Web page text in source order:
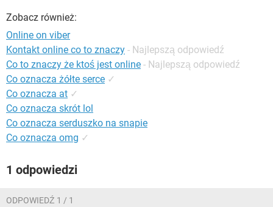
Zobacz również:
Online on viber
Kontakt online co to znaczy - Najlepszą odpowiedź
Co to znaczy że ktoś jest online - Najlepszą odpowiedź
Co oznacza żółte serce ✓
Co oznacza at ✓
Co oznacza skrót lol
Co oznacza serduszko na snapie
Co oznacza omg ✓
1 odpowiedzi
ODPOWIEDŹ 1 / 1